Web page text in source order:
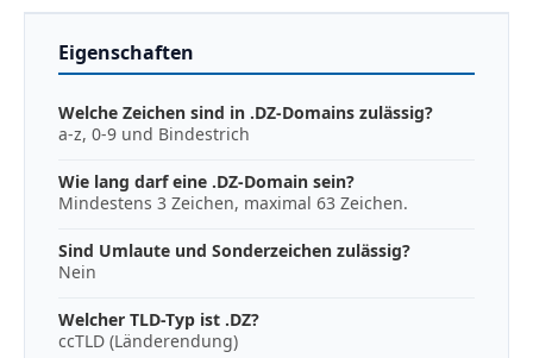
Eigenschaften
Welche Zeichen sind in .DZ-Domains zulässig?
a-z, 0-9 und Bindestrich
Wie lang darf eine .DZ-Domain sein?
Mindestens 3 Zeichen, maximal 63 Zeichen.
Sind Umlaute und Sonderzeichen zulässig?
Nein
Welcher TLD-Typ ist .DZ?
ccTLD (Länderendung)